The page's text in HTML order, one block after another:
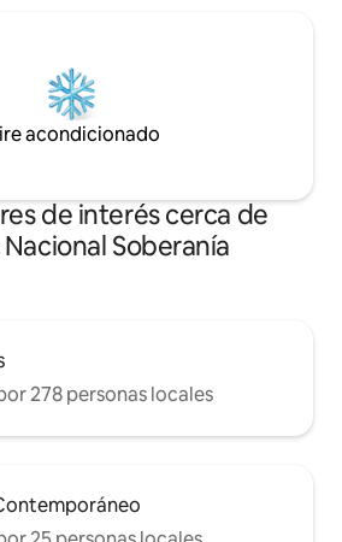
acondicionado
de interés cerca de
Soberanía
278 personas locales